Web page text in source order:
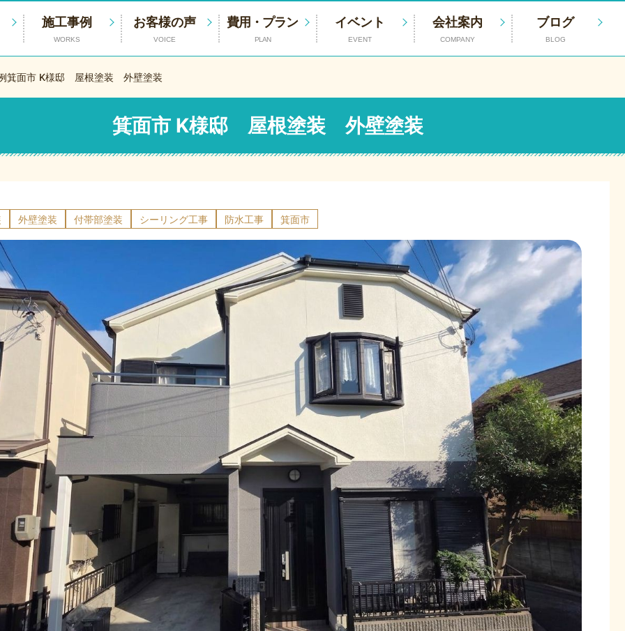
施工事例
WORKS
お客様の声
VOICE
費用・プラン
PLAN
イベント
EVENT
会社案内
COMPANY
ブログ
BLOG
箕面市 K様邸 屋根塗装 外壁塗装
箕面市 K様邸 屋根塗装 外壁塗装
外壁塗装 付帯部塗装 シーリング工事 防水工事 箕面市